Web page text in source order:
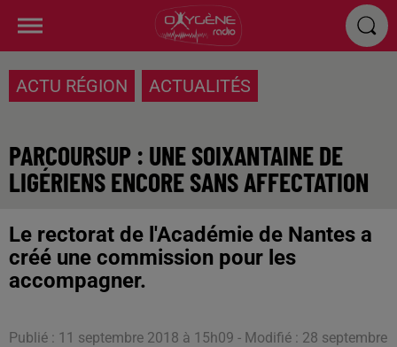
ACTU RÉGION ACTUALITÉS
PARCOURSUP : UNE SOIXANTAINE DE
LIGÉRIENS ENCORE SANS AFFECTATION
Le rectorat de l'Académie de Nantes a
créé une commission pour les
accompagner.
Publié : 11 septembre 2018 à 15h09 - Modifié : 28 septembre